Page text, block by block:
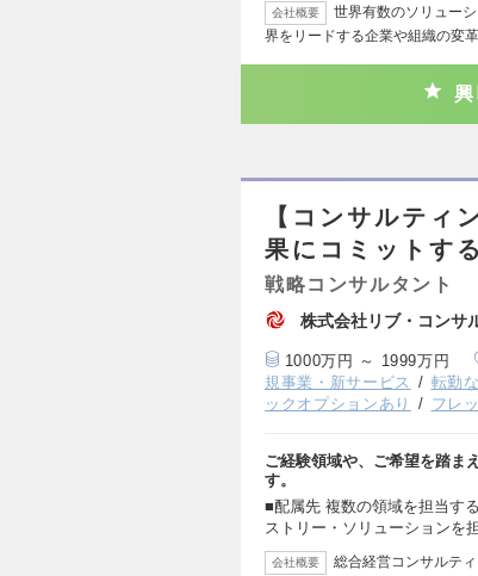
会社概要
世界有数のソリュー
界をリードする企業や組織の変
【コンサルティ
果にコミットす
戦略コンサルタント
株式会社リブ・コンサ
1000万円 ～ 1999万円
規事業・新サービス
転勤
ックオプションあり
フレ
ご経験領域や、ご希望を踏ま
す。
■配属先 複数の領域を担当す
ストリー・ソリューションを
会社概要
総合経営コンサルテ